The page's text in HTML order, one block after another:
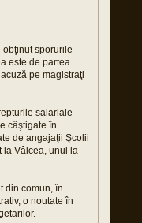
obţinut sporurile
este de partea
pe magistraţi
salariale
câştigate în
de angajaţii Şcolii
la Vâlcea, unul la
din comun, în
o noutate în